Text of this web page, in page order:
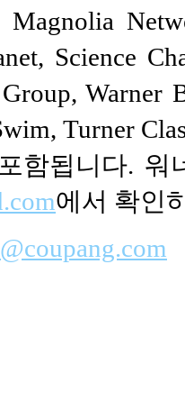
Magnolia
Science
Warner
Turner
함됩니다.
에서 확인